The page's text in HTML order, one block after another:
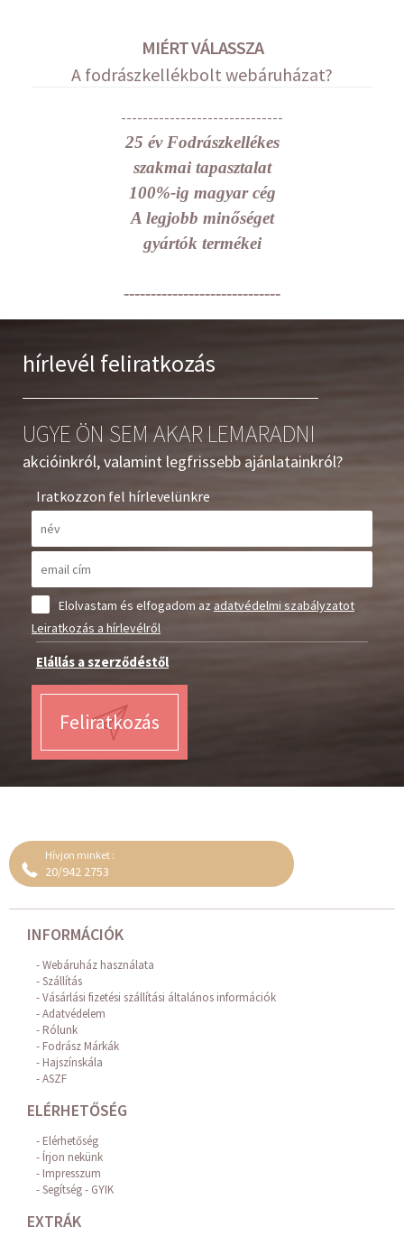
MIÉRT VÁLASSZA
A fodrászkellékbolt webáruházat?
------------------------------
25 év Fodrászkellékes
szakmai tapasztalat
100%-ig magyar cég
A legjobb minőséget
gyártók termékei
-----------------------------
hírlevél feliratkozás
UGYE ÖN SEM AKAR LEMARADNI
akcióinkról, valamint legfrissebb ajánlatainkról?
Iratkozzon fel hírlevelünkre
Elolvastam és elfogadom azadatvédelmi szabályzatot
Leiratkozás a hírlevélről
Elállás a szerződéstől
Feliratkozás
Hívjon minket :
20/942 2753
INFORMÁCIÓK
Webáruház használata
Szállítás
Vásárlási fizetési szállítási általános információk
Adatvédelem
Rólunk
Fodrász Márkák
Hajszínskála
ASZF
ELÉRHETŐSÉG
Elérhetőség
Írjon nekünk
Impresszum
Segítség - GYIK
EXTRÁK